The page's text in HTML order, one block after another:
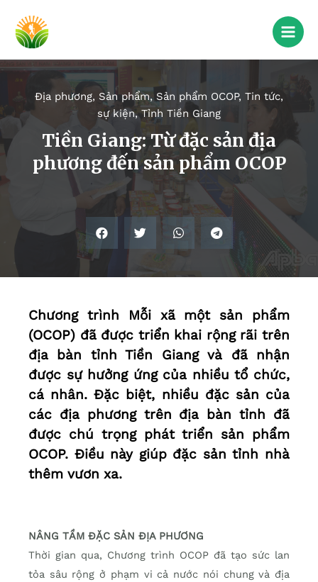
Địa phương, Sản phẩm, Sản phẩm OCOP, Tin tức,
sự kiện,Tỉnh Tiền Giang
Tiền Giang: Từ đặc sản địa
phương đến sản phẩm OCOP
Chương trình Mỗi xã một sản phẩm
(OCOP) đã được triển khai rộng rãi trên
địa bàn tỉnh Tiền Giang và đã nhận
được sự hưởng ứng của nhiều tổ chức,
cá nhân. Đặc biệt, nhiều đặc sản của
các địa phương trên địa bàn tỉnh đã
được chú trọng phát triển sản phẩm
OCOP. Điều này giúp đặc sản tỉnh nhà
thêm vươn xa.
NÂNG TẦM ĐẶC SẢN ĐỊA PHƯƠNG
Thời gian qua, Chương trình OCOP đã tạo sức lan
tỏa sâu rộng ở phạm vi cả nước nói chung và địa